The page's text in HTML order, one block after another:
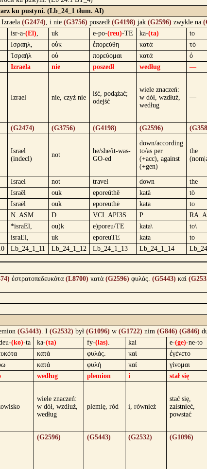
ku pustyni. (Lb_24_1 tłum. AI)
Izraela (G2474), i nie (G3756) poszedł (G4198) jak (G2596) zwykle na
isr-a-(El), uk e-po-(reu)-TE ka-(ta)
to
Ισραηλ, οὐκ ἐπορεύθη κατὰ
τὸ
Ἰσραήλ οὐ πορεύομαι κατά
ὁ
Izraela nie poszedł według —
Izrael nie, czyż nie
iść, podążać;
odejść
wiele znaczeń:
w dół, wzdłuż,
według
—
(G2474) (G3756) (G4198) (G2596)
Israel
(indecl)
not
he/she/it-was-
GO-ed
down/according
to/as per
(+acc), against
(+gen)
the
Israel not travel down
the
Israēl ouk eporeúthē katà
tò
Israēl ouk eporeuthē kata
to
N_ASM D VCI_API3S P
*israEl, ou)k e)poreu/TE kata\
to\
israEl, uk eporeuTE kata
to
Lb_24_1_11 Lb_24_1_12 Lb_24_1_13 Lb_24_1_14
ἐστρατοπεδευκότα (L8700) κατὰ (G2596) φυλάς. (G5443) καὶ
(G5443). I (G2532) był (G1096) w (G1722) nim (G846) (G846)
(ko)-ta ka-(ta) fy-(las). kai e-(ge)-ne-to
κατὰ φυλάς. καὶ
ἐγένετο
κατά φυλή καί
γίνομαι
według plemion i stał się
wiele znaczeń:
w dół, wzdłuż,
według
plemię, ród i, również
stać się,
zaistnieć,
powstać
(G2596) (G5443) (G2532) (G1096)